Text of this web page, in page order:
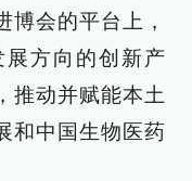
博会的平台上，
方向的创新产
推动并赋能本土
和中国生物医药